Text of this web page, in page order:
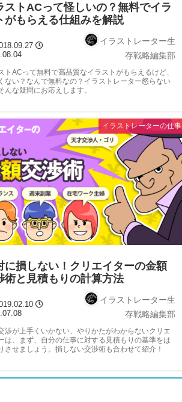
ストACって怪しいの？無料でイラ
がもらえる仕組みを解説
イラストレーター生
存戦略編集部
トACって無料で高品質なイラストがもらえるけど、
ない？なんで無料なの？イラストレーター怒らない
んな疑問にお応えします。
イラストレーターの仕事
に損しない！クリエイターの金額
術と見積もりの計算方法
イラストレーター生
存戦略編集部
渉が上手くいかない、やりかたがわからないクリエ
は、まず、自分の仕事に対する見積もりの基準をは
させましょう。損しない交渉術も合わせて紹介！